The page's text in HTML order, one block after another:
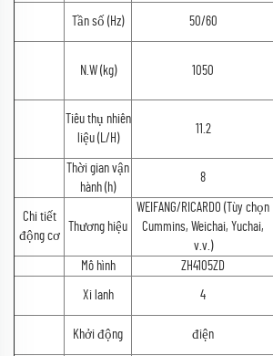
Tần số (Hz) 50/60
N.W (kg) 1050
Tiêu thụ nhiên
liệu (L/H)
11.2
Thời gian vận
hành (h)
8
Chi tiết
động cơ
Thương hiệu
WEIFANG/RICARDO (Tùy chọn
Cummins, Weichai, Yuchai,
v.v.)
Mô hình
ZH4105ZD
Xi lanh 4
Khởi động điện